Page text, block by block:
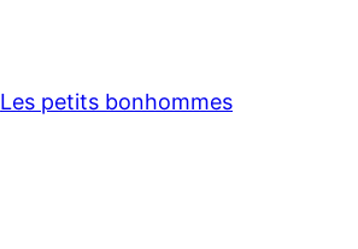
Les petits bonhommes